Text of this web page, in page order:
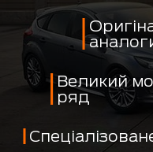
Великий
ряд